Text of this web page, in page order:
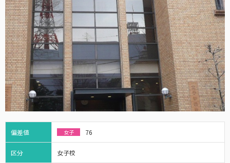
偏差値 女子 76
区分 女子校